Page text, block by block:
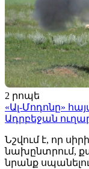
2 րոպե
«Ալ-Մոդոնը»
Ադրբեջան
Նշվում է, որ
նախընտրում,
նրանք սպանելու